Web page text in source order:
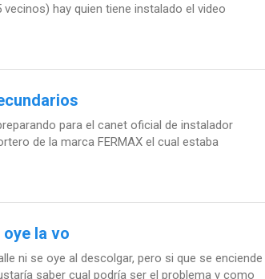
hay quien tiene instalado el video
para el canet oficial de instalador
de la marca FERMAX el cual estaba
la vo
ni se oye al descolgar, pero si que se enciende
saber cual podría ser el problema y como